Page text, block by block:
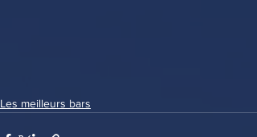
Les meilleurs bars